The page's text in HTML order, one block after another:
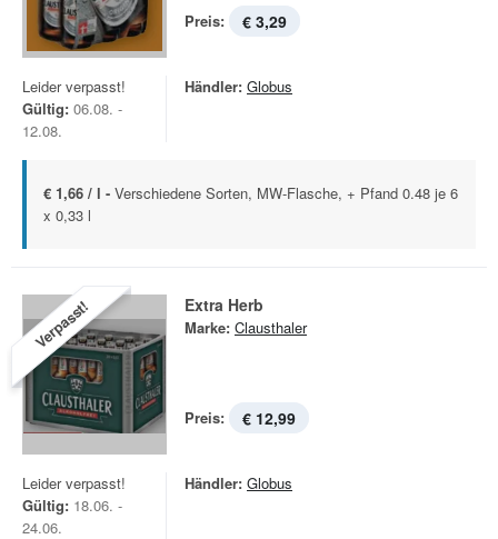
Preis: € 3,29
Leider verpasst!
Gültig: 06.08. -
12.08.
Händler: Globus
€ 1,66 / l - Verschiedene Sorten, MW-Flasche, + Pfand 0.48 je 6
x 0,33 l
Verpasst! Extra Herb
Marke: Clausthaler
Preis: € 12,99
Leider verpasst!
Gültig: 18.06. -
24.06.
Händler: Globus